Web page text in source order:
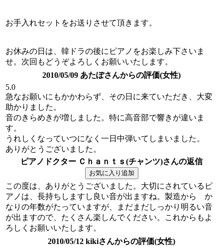
お手入れセットをお送りさせて頂きます。
お休みの日は、韓ドラの後にピアノをお楽しみ下さいま
せ。次回もどうぞよろしくお願いいたします。
2010/05/09 あたぽさんからの評価(女性)
5.0
急なお願いにもかかわらず、その日に来ていただき、大変
助かりました。
音のきらめきが増しました。特に高音部で響きが違いま
す。
うれしくなっていつになく一日中弾いてしまいました。
ありがとうございました。
ピアノドクター Ｃｈａｎｔｓ(チャンツ)さんの返信
この度は、ありがとうございました。大切にされているピ
アノは、長持ちしますし良い音が出ますね。製造から か
なりの年数がたっていますが、まだまだしっかり明るい音
が出ますので、たくさん楽しんでください。これからもよ
ろしくお願いいたします。
2010/05/12 kikiさんからの評価(女性)